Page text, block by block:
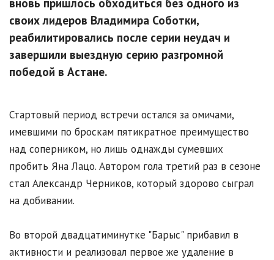
вновь пришлось обходиться без одного из
своих лидеров Владимира Соботки,
реабилитировались после серии неудач и
завершили выездную серию разгромной
победой в Астане.
Стартовый период встречи остался за омичами,
имевшими по броскам пятикратное преимущество
над соперником, но лишь однажды сумевших
пробить Яна Лацо. Автором гола третий раз в сезоне
стал Александр Черников, который здорово сыграл
на добивании.
Во второй двадцатиминутке "Барыс" прибавил в
активности и реализовал первое же удаление в